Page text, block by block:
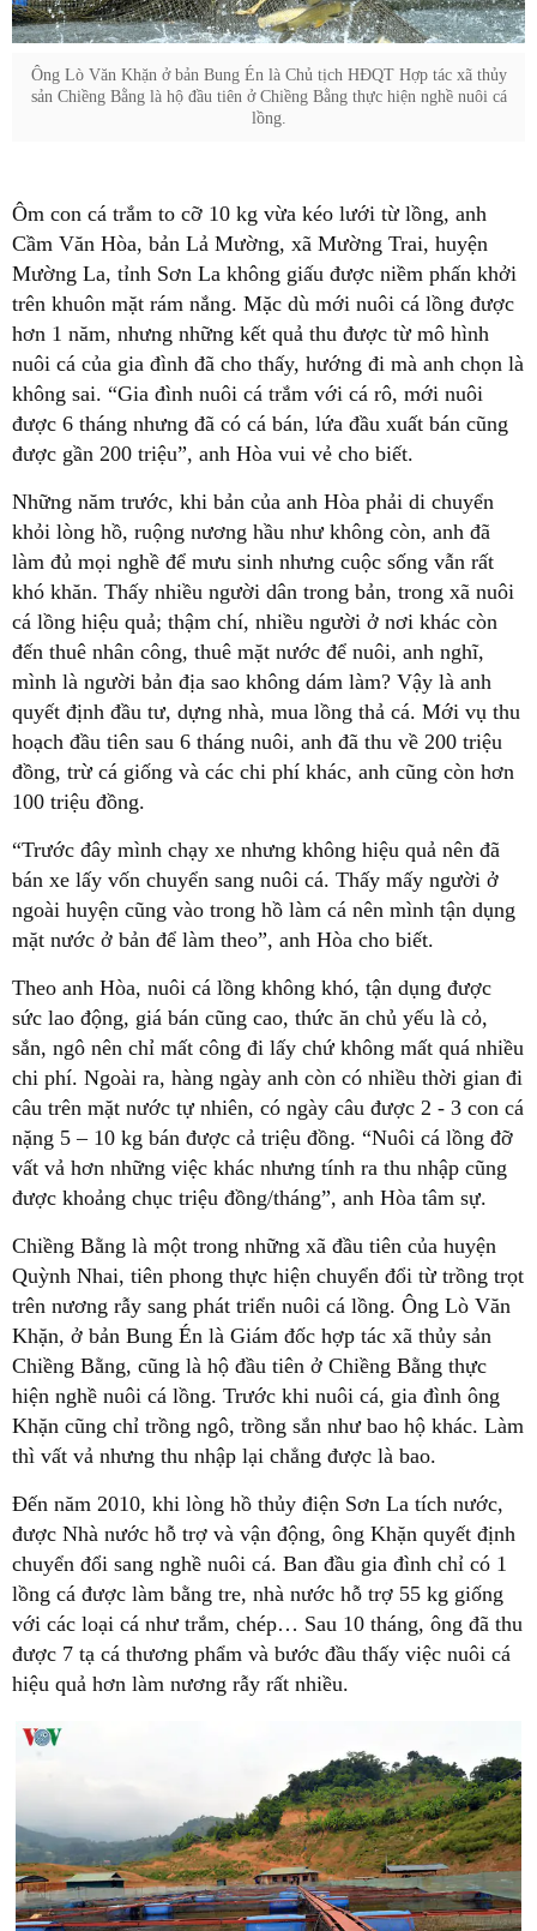
Ông Lò Văn Khặn ở bản Bung Én là Chủ tịch HĐQT Hợp tác xã thủy
sản Chiềng Bằng là hộ đầu tiên ở Chiềng Bằng thực hiện nghề nuôi cá
lồng.
Ôm con cá trắm to cỡ 10 kg vừa kéo lưới từ lồng, anh
Cầm Văn Hòa, bản Lả Mường, xã Mường Trai, huyện
Mường La, tỉnh Sơn La không giấu được niềm phấn khởi
trên khuôn mặt rám nắng. Mặc dù mới nuôi cá lồng được
hơn 1 năm, nhưng những kết quả thu được từ mô hình
nuôi cá của gia đình đã cho thấy, hướng đi mà anh chọn là
không sai. “Gia đình nuôi cá trắm với cá rô, mới nuôi
được 6 tháng nhưng đã có cá bán, lứa đầu xuất bán cũng
được gần 200 triệu”, anh Hòa vui vẻ cho biết.
Những năm trước, khi bản của anh Hòa phải di chuyển
khỏi lòng hồ, ruộng nương hầu như không còn, anh đã
làm đủ mọi nghề để mưu sinh nhưng cuộc sống vẫn rất
khó khăn. Thấy nhiều người dân trong bản, trong xã nuôi
cá lồng hiệu quả; thậm chí, nhiều người ở nơi khác còn
đến thuê nhân công, thuê mặt nước để nuôi, anh nghĩ,
mình là người bản địa sao không dám làm? Vậy là anh
quyết định đầu tư, dựng nhà, mua lồng thả cá. Mới vụ thu
hoạch đầu tiên sau 6 tháng nuôi, anh đã thu về 200 triệu
đồng, trừ cá giống và các chi phí khác, anh cũng còn hơn
100 triệu đồng.
“Trước đây mình chạy xe nhưng không hiệu quả nên đã
bán xe lấy vốn chuyển sang nuôi cá. Thấy mấy người ở
ngoài huyện cũng vào trong hồ làm cá nên mình tận dụng
mặt nước ở bản để làm theo”, anh Hòa cho biết.
Theo anh Hòa, nuôi cá lồng không khó, tận dụng được
sức lao động, giá bán cũng cao, thức ăn chủ yếu là cỏ,
sắn, ngô nên chỉ mất công đi lấy chứ không mất quá nhiều
chi phí. Ngoài ra, hàng ngày anh còn có nhiều thời gian đi
câu trên mặt nước tự nhiên, có ngày câu được 2 - 3 con cá
nặng 5 – 10 kg bán được cả triệu đồng. “Nuôi cá lồng đỡ
vất vả hơn những việc khác nhưng tính ra thu nhập cũng
được khoảng chục triệu đồng/tháng”, anh Hòa tâm sự.
Chiềng Bằng là một trong những xã đầu tiên của huyện
Quỳnh Nhai, tiên phong thực hiện chuyển đổi từ trồng trọt
trên nương rẫy sang phát triển nuôi cá lồng. Ông Lò Văn
Khặn, ở bản Bung Én là Giám đốc hợp tác xã thủy sản
Chiềng Bằng, cũng là hộ đầu tiên ở Chiềng Bằng thực
hiện nghề nuôi cá lồng. Trước khi nuôi cá, gia đình ông
Khặn cũng chỉ trồng ngô, trồng sắn như bao hộ khác. Làm
thì vất vả nhưng thu nhập lại chẳng được là bao.
Đến năm 2010, khi lòng hồ thủy điện Sơn La tích nước,
được Nhà nước hỗ trợ và vận động, ông Khặn quyết định
chuyển đổi sang nghề nuôi cá. Ban đầu gia đình chỉ có 1
lồng cá được làm bằng tre, nhà nước hỗ trợ 55 kg giống
với các loại cá như trắm, chép… Sau 10 tháng, ông đã thu
được 7 tạ cá thương phẩm và bước đầu thấy việc nuôi cá
hiệu quả hơn làm nương rẫy rất nhiều.